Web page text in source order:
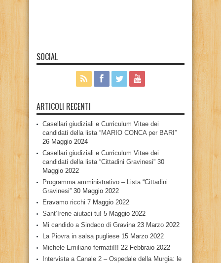
SOCIAL
ARTICOLI RECENTI
Casellari giudiziali e Curriculum Vitae dei
candidati della lista “MARIO CONCA per BARI”
26 Maggio 2024
Casellari giudiziali e Curriculum Vitae dei
candidati della lista “Cittadini Gravinesi” 30
Maggio 2022
Programma amministrativo – Lista “Cittadini
Gravinesi” 30 Maggio 2022
Eravamo ricchi 7 Maggio 2022
Sant’Irene aiutaci tu! 5 Maggio 2022
Mi candido a Sindaco di Gravina 23 Marzo 2022
La Piovra in salsa pugliese 15 Marzo 2022
Michele Emiliano fermati!!! 22 Febbraio 2022
Intervista a Canale 2 – Ospedale della Murgia: le